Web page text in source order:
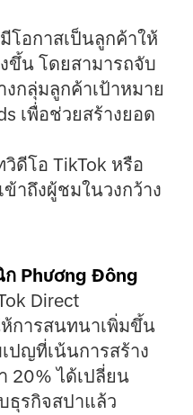
โอกาสเป็นลูกค้าให้
ขึ้น โดยสามารถจับ
กลุ่มลูกค้าเป้าหมาย
เพื่อช่วยสร้างยอด
ดีโอ TikTok หรือ
าถึงผู้ชมในวงกว้าง
ก Phương Đông
Direct
การสนทนาเพิ่มขึ้น
ปญที่เน้นการสร้าง
20% ได้เปลี่ยน
ธุรกิจสปาแล้ว